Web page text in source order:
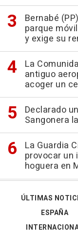
Bernabé
parque
y exige su
La
antiguo
acoger un
Declarado
Sangonera
La Guardia
provocar un
hoguera en
ÚLTIMAS
ESPAÑA